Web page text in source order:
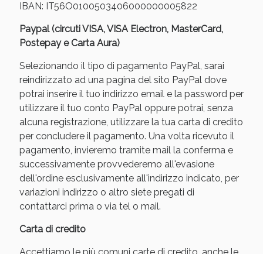
IBAN: IT56O0100503406000000005822
Paypal (circuti VISA, VISA Electron, MasterCard,
Postepay e Carta Aura)
Selezionando il tipo di pagamento PayPal, sarai
reindirizzato ad una pagina del sito PayPal dove
potrai inserire il tuo indirizzo email e la password per
utilizzare il tuo conto PayPal oppure potrai, senza
alcuna registrazione, utilizzare la tua carta di credito
per concludere il pagamento. Una volta ricevuto il
pagamento, invieremo tramite mail la conferma e
successivamente provvederemo all'evasione
dell'ordine esclusivamente all'indirizzo indicato, per
variazioni indirizzo o altro siete pregati di
contattarci prima o via tel o mail.
Carta di credito
Benessere Intestinale: Sconto fino al 55% valido
oggi!